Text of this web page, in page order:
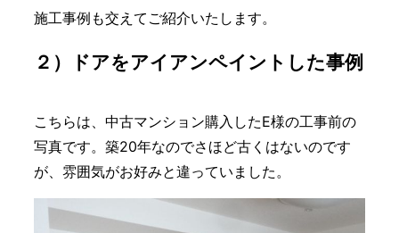
施工事例も交えてご紹介いたします。
２）ドアをアイアンペイントした事例
こちらは、中古マンション購入したE様の工事前の
写真です。築20年なのでさほど古くはないのです
が、雰囲気がお好みと違っていました。